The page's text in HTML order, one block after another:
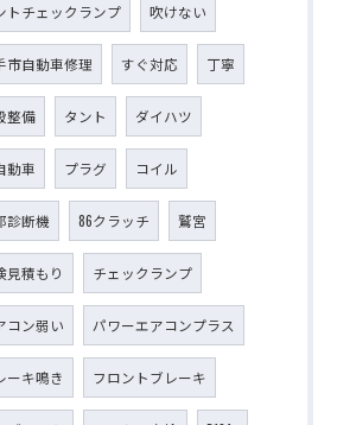
トチェックランプ 吹けない
市自動車修理 すぐ対応 丁寧
整備 タント ダイハツ
動車 プラグ コイル
診断機 86クラッチ 鷲宮
見積もり チェックランプ
コン弱い パワーエアコンプラス
ーキ鳴き フロントブレーキ